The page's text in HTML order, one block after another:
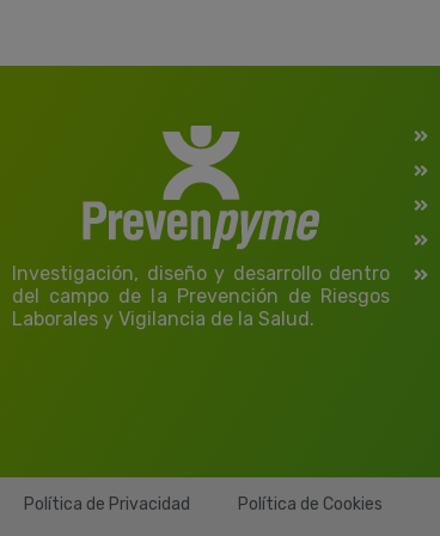
Investigación, diseño y desarrollo dentro
del campo de la Prevención de Riesgos
Laborales y Vigilancia de la Salud.
Política de Privacidad
Política de Cookies